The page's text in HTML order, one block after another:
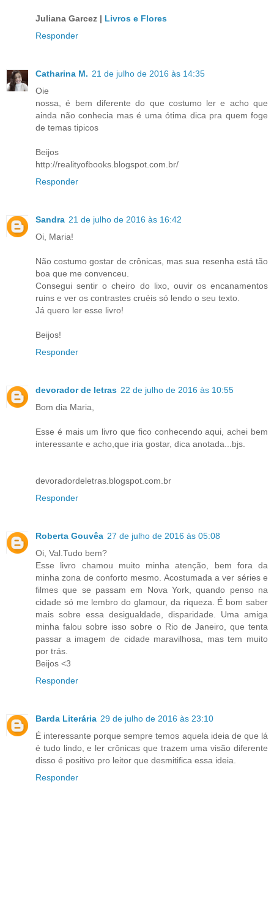
Juliana Garcez | Livros e Flores
Responder
Catharina M. 21 de julho de 2016 às 14:35
Oie
nossa, é bem diferente do que costumo ler e acho que
ainda não conhecia mas é uma ótima dica pra quem foge
de temas tipicos
Beijos
http://realityofbooks.blogspot.com.br/
Responder
Sandra 21 de julho de 2016 às 16:42
Oi, Maria!
Não costumo gostar de crônicas, mas sua resenha está tão
boa que me convenceu.
Consegui sentir o cheiro do lixo, ouvir os encanamentos
ruins e ver os contrastes cruéis só lendo o seu texto.
Já quero ler esse livro!
Beijos!
Responder
devorador de letras 22 de julho de 2016 às 10:55
Bom dia Maria,
Esse é mais um livro que fico conhecendo aqui, achei bem
interessante e acho,que iria gostar, dica anotada...bjs.
devoradordeletras.blogspot.com.br
Responder
Roberta Gouvêa 27 de julho de 2016 às 05:08
Oi, Val.Tudo bem?
Esse livro chamou muito minha atenção, bem fora da
minha zona de conforto mesmo. Acostumada a ver séries e
filmes que se passam em Nova York, quando penso na
cidade só me lembro do glamour, da riqueza. É bom saber
mais sobre essa desigualdade, disparidade. Uma amiga
minha falou sobre isso sobre o Rio de Janeiro, que tenta
passar a imagem de cidade maravilhosa, mas tem muito
por trás.
Beijos <3
Responder
Barda Literária 29 de julho de 2016 às 23:10
É interessante porque sempre temos aquela ideia de que lá
é tudo lindo, e ler crônicas que trazem uma visão diferente
disso é positivo pro leitor que desmitifica essa ideia.
Responder